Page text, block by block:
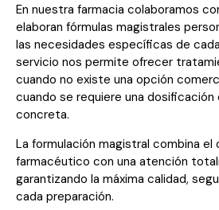
En nuestra farmacia colaboramos
elaboran fórmulas magistrales
las necesidades específicas de
servicio nos permite ofrecer
cuando no existe una opción
cuando se requiere una
concreta.
La formulación magistral combina
farmacéutico con una atención
garantizando la máxima calidad,
cada preparación.